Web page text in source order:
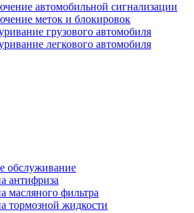
автомобильной сигнализации
меток и блокировок
грузового автомобиля
легкового автомобиля
обслуживание
антифриза
масляного фильтра
тормозной жидкости